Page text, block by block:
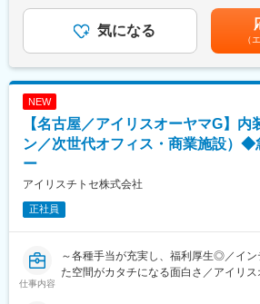
トは学校・官公庁（都道府県庁、市町
（老人ホーム、公民館、病院など）が
・空間提案に際する提案資料の作成
・プラン確定後は、空間の実施設計
・お客様との打ち合わせ、ヒアリング
オフィス／教育施設／福祉施設等
こと
・新しい働き方を実現するための商品起
■アイリスチトセについて：
コロナ禍により働く環境・学ぶ環境が大
プを実施しています。賃金はあくまで
を通じて上下する可能性があります。
気になる
（
NEW
【名古屋／アイリスオーヤマG】内
ン／次世代オフィス・商業施設）◆
ー
アイリスチトセ株式会社
正社員
仕事内容
～各種手当が充実し、福利厚生◎／イン
た空間がカタチになる面白さ／アイリス